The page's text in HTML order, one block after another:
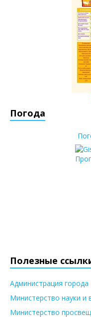
Погода
Полезные
Администрация города
Министерство науки
Министерство